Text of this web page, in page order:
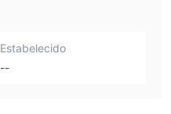
Estabelecido
--